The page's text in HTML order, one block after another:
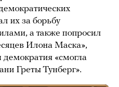
их за борьбу
а также попросил
Илона Маска»,
демократия «смогла
Греты Тунберг».